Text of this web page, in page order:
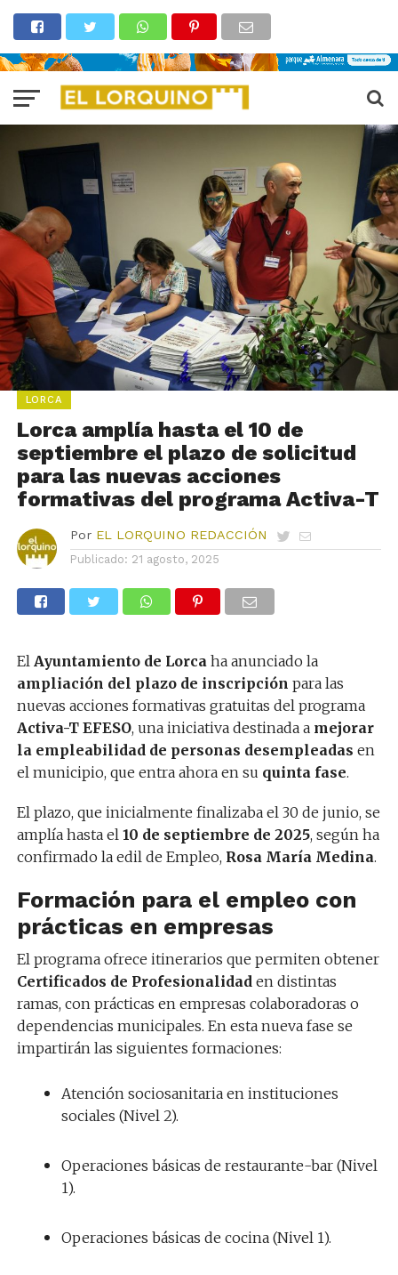
LORCA
Lorca amplía hasta el 10 de
septiembre el plazo de solicitud
para las nuevas acciones
formativas del programa Activa-T
Por EL LORQUINO REDACCIÓN
Publicado: 21 agosto, 2025
El Ayuntamiento de Lorca ha anunciado la
ampliación del plazo de inscripción para las
nuevas acciones formativas gratuitas del programa
Activa-T EFESO, una iniciativa destinada a mejorar
la empleabilidad de personas desempleadas en
el municipio, que entra ahora en su quinta fase.
El plazo, que inicialmente finalizaba el 30 de junio, se
amplía hasta el 10 de septiembre de 2025, según ha
confirmado la edil de Empleo, Rosa María Medina.
Formación para el empleo con
prácticas en empresas
El programa ofrece itinerarios que permiten obtener
Certificados de Profesionalidad en distintas
ramas, con prácticas en empresas colaboradoras o
dependencias municipales. En esta nueva fase se
impartirán las siguientes formaciones:
Atención sociosanitaria en instituciones
sociales (Nivel 2).
Operaciones básicas de restaurante-bar (Nivel
1).
Operaciones básicas de cocina (Nivel 1).